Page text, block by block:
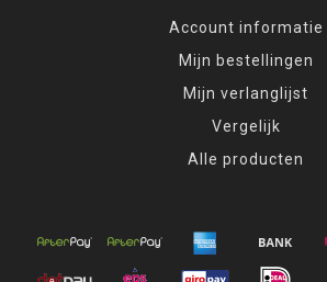
Account informatie
Mijn bestellingen
Mijn verlanglijst
Vergelijk
Alle producten